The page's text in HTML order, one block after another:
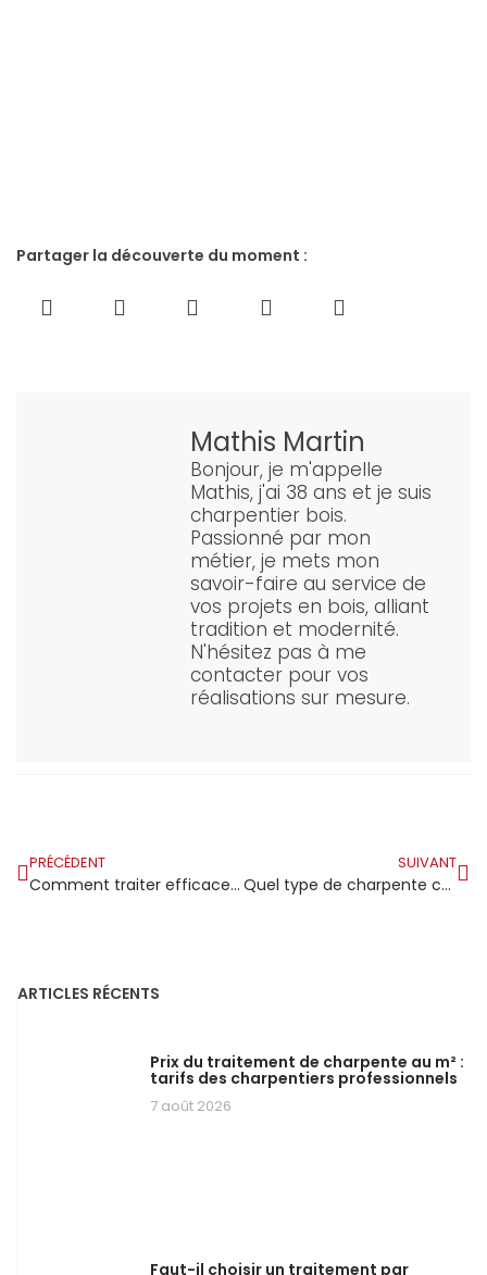
Partager la découverte du moment :
Mathis Martin
Bonjour, je m'appelle
Mathis, j'ai 38 ans et je suis
charpentier bois.
Passionné par mon
métier, je mets mon
savoir-faire au service de
vos projets en bois, alliant
tradition et modernité.
N'hésitez pas à me
contacter pour vos
réalisations sur mesure.
PRÉCÉDENT
Comment traiter efficacement le bois de charpente ?
SUIVANT
Quel type de charpente choisir pour votre maison ?
ARTICLES RÉCENTS
Prix du traitement de charpente au m² :
tarifs des charpentiers professionnels
7 août 2026
Faut-il choisir un traitement par